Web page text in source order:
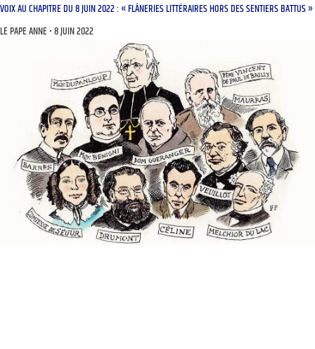
VOIX AU CHAPITRE DU 8 JUIN 2022 : « FLÂNERIES LITTÉRAIRES HORS DES SENTIERS BATTUS »
LE PAPE ANNE 8 JUIN 2022